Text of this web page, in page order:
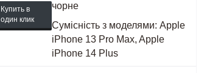
Купить в
один клик
чорне
Сумісність з моделями: Apple
iPhone 13 Pro Max, Apple
iPhone 14 Plus